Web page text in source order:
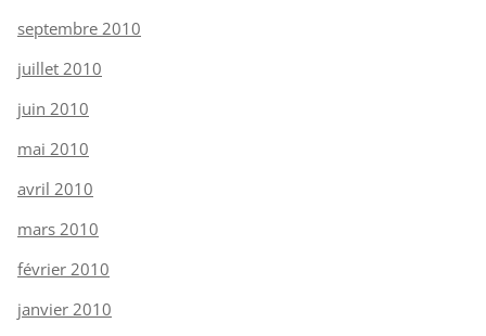
septembre 2010
juillet 2010
juin 2010
mai 2010
avril 2010
mars 2010
février 2010
janvier 2010